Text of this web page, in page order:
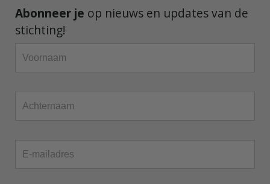
Abonneer je op nieuws en updates van de
stichting!